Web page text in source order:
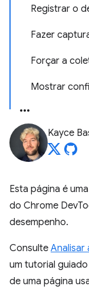
Registrar o
Fazer
Forçar a
Mostrar
Kayce
Esta página é
do Chrome
desempenho.
Consulte Analisar
um tutorial
de uma página